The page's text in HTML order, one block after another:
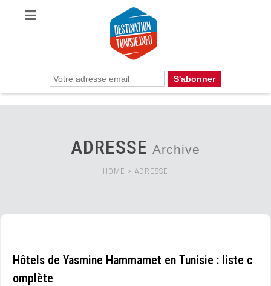
ADRESSE Archive
HOME > ADRESSE
Hôtels de Yasmine Hammamet en Tunisie : liste c
omplète